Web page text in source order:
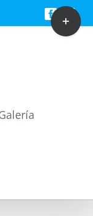
Facebook
Toggle
Sliding